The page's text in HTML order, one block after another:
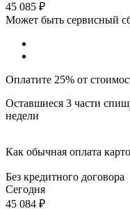
45 085 ₽
Может быть сервисный
Оплатите 25% от
Оставшиеся 3 части
недели
Как обычная оплата
Без кредитного договора
Сегодня
45 084 ₽